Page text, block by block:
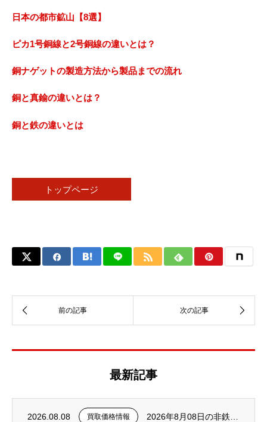
日本の都市鉱山【8選】
ピカ1号銅線と2号銅線の違いとは？
銅ナゲットの製造方法から製品までの流れ
銅と真鍮の違いとは？
銅と鉄の違いとは
トップページ
最新記事
2026.08.08 買取価格情報